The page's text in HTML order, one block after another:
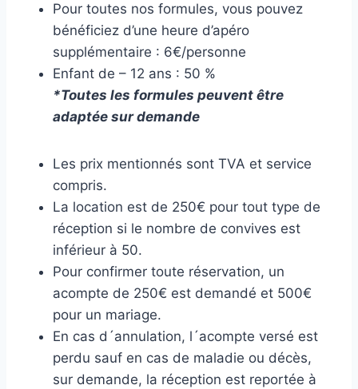
Pour toutes nos formules, vous pouvez
bénéficiez d’une heure d’apéro
supplémentaire : 6€/personne
Enfant de – 12 ans : 50 %
*Toutes les formules peuvent être
adaptée sur demande
Les prix mentionnés sont TVA et service
compris.
La location est de 250€ pour tout type de
réception si le nombre de convives est
inférieur à 50.
Pour confirmer toute réservation, un
acompte de 250€ est demandé et 500€
pour un mariage.
En cas d´annulation, l´acompte versé est
perdu sauf en cas de maladie ou décès,
sur demande, la réception est reportée à